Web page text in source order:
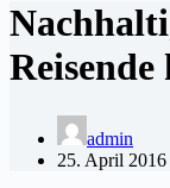
admin
25. April 2016